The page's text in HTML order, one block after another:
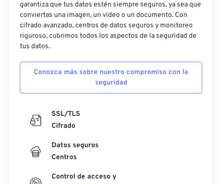
garantiza que tus datos estén siempre seguros, ya sea que
conviertas una imagen, un video o un documento. Con
cifrado avanzado, centros de datos seguros y monitoreo
riguroso, cubrimos todos los aspectos de la seguridad de
tus datos.
Conozca más sobre nuestro compromiso con la
seguridad
SSL/TLS
Cifrado
Datos seguros
Centros
Control de acceso y